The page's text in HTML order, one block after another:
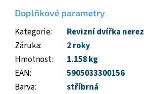
Doplňkové parametry
Kategorie:
Revizní dvířka nerez
Záruka:
2 roky
Hmotnost:
1.158 kg
EAN:
5905033300156
Barva:
stříbrná